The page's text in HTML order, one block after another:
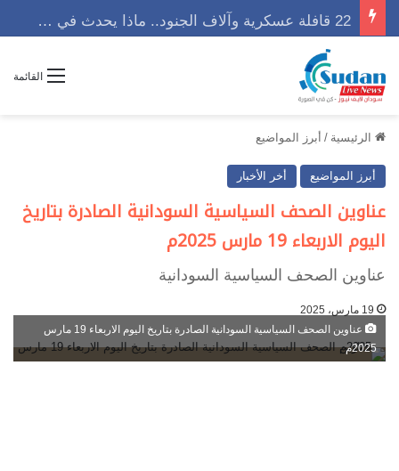
القائمة
الرئيسية / أبرز المواضيع
أبرز المواضيع أخر الأخبار
عناوين الصحف السياسية السودانية الصادرة بتاريخ
اليوم الاربعاء 19 مارس 2025م
عناوين الصحف السياسية السودانية
19 مارس، 2025
عناوين الصحف السياسية السودانية الصادرة بتاريخ اليوم الاربعاء 19 مارس
2025م